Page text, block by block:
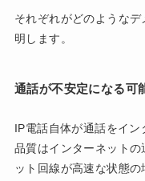
それぞれがどのような
明します。
通話が不安定になる可
IP電話自体が通話をイ
品質はインターネット
ット回線が高速な状態